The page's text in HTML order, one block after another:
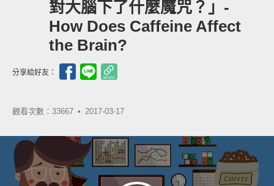
對大腦下了什麼魔咒？」-
How Does Caffeine Affect
the Brain?
分享給好友：
觀看次數：33667 • 2017-03-17